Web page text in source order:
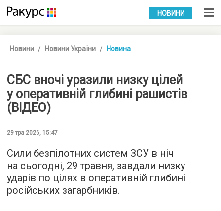
УКР РУС
НОВИНИ
Новини Новини України Новина
СБС вночі уразили низку цілей
у оперативній глибині рашистів
(ВІДЕО)
29 тра 2026, 15:47
Сили безпілотних систем ЗСУ в ніч
на сьогодні, 29 травня, завдали низку
ударів по цілях в оперативній глибині
російських загарбників.